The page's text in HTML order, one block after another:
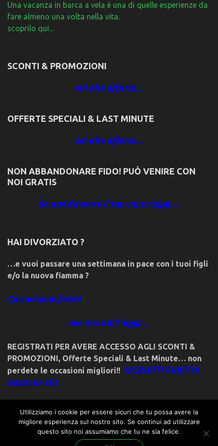
Una vacanza in barca a vela è una di quelle esperienze da
fare almeno una volta nella vita.
scoprilo qui...
SCONTI & PROMOZIONI
vai alle offerte…
OFFERTE SPECIALI & LAST MINUTE
vai alle offerte…
NON ABBANDONARE FIDO! PUÒ VENIRE CON
NOI GRATIS
Se ami davvero il tuo cane: leggi:…
HAI DIVORZIATO ?
…e vuoi passare una settimana in pace con i tuoi figli
e/o la nuova fiamma ?
Con noi puoi farlo!
non ci credi? leggi:…
REGISTRATI PER AVERE ACCESSO AGLI SCONTI &
PROMOZIONI, Offerte Speciali & Last Minute… non
perdete le occasioni migliori!! ISCRIVITI SUBITO!
basta un clic
© 2018friulivg.it. -*- By ST.GEORGE.DRAGONSLAYER LLC -*-
admin@st-george-dragonslayer.com
Utilizziamo i cookie per essere sicuri che tu possa avere la
migliore esperienza sul nostro sito. Se continui ad utilizzare
questo sito noi assumiamo che tu ne sia felice.